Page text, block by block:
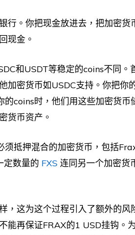
行。你把现金放进去，把加密货
现金。
和USDT等稳定的coins不同。
加密货币如USDC支持。你把你
的coins时，他们用这些加密货
货币资产。
须抵押混合的加密货币，包括
定数量的 FXS 连同另一个加密货
，这为这个过程引入了额外的
能再保证FRAX的1 USD挂钩。